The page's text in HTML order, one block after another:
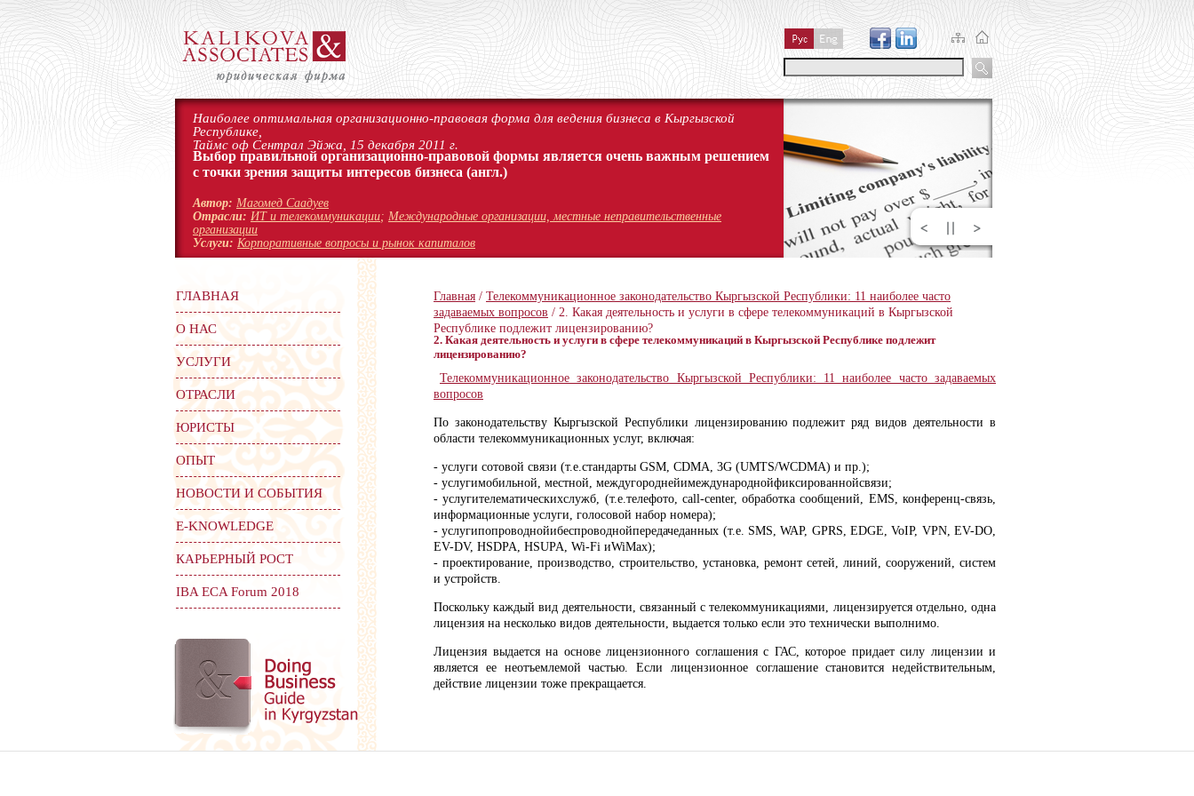
Наиболее оптимальная организационно-правовая форма для ведения бизнеса в Кыргызской
Республике,
Таймс оф Сентрал Эйжа, 15 декабря 2011 г.
Выбор правильной организационно-правовой формы является очень важным решением
с точки зрения защиты интересов бизнеса (англ.)
Автор: Магомед Саадуев
Отрасли: ИТ и телекоммуникации; Международные организации, местные неправительственные
организации
Услуги: Корпоративные вопросы и рынок капиталов
Главная / Телекоммуникационное законодательство Кыргызской Республики: 11 наиболее часто
задаваемых вопросов / 2. Какая деятельность и услуги в сфере телекоммуникаций в Кыргызской
Республике подлежит лицензированию?
2. Какая деятельность и услуги в сфере телекоммуникаций в Кыргызской Республике подлежит
лицензированию?
Телекоммуникационное законодательство Кыргызской Республики: 11 наиболее часто задаваемых
вопросов
По законодательству Кыргызской Республики лицензированию подлежит ряд видов деятельности в
области телекоммуникационных услуг, включая:
- услуги сотовой связи (т.е.стандарты GSM, CDMA, 3G (UMTS/WCDMA) и пр.);
- услугимобильной, местной, междугороднейимеждународнойфиксированнойсвязи;
- услугителематическихслужб, (т.е.телефото, call-center, обработка сообщений, EMS, конференц-связь,
информационные услуги, голосовой набор номера);
- услугипопроводнойибеспроводнойпередачеданных (т.е. SMS, WAP, GPRS, EDGE, VoIP, VPN, EV-DO,
EV-DV, HSDPA, HSUPA, Wi-Fi иWiMax);
- проектирование, производство, строительство, установка, ремонт сетей, линий, сооружений, систем
и устройств.
Поскольку каждый вид деятельности, связанный с телекоммуникациями, лицензируется отдельно, одна
лицензия на несколько видов деятельности, выдается только если это технически выполнимо.
Лицензия выдается на основе лицензионного соглашения с ГАС, которое придает силу лицензии и
является ее неотъемлемой частью. Если лицензионное соглашение становится недействительным,
действие лицензии тоже прекращается.
ГЛАВНАЯ
О НАС
УСЛУГИ
ОТРАСЛИ
ЮРИСТЫ
ОПЫТ
НОВОСТИ И СОБЫТИЯ
Е-KNOWLEDGE
КАРЬЕРНЫЙ РОСТ
IBA ECA Forum 2018